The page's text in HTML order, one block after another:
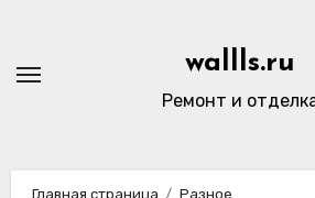
содержимому
wallls.ru
Ремонт и
Главная страница
Разное